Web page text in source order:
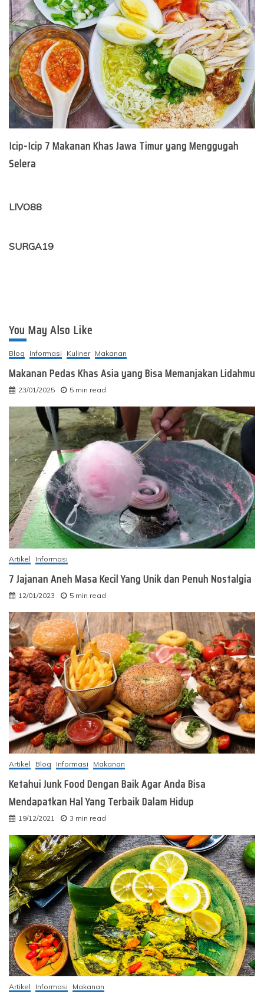
Icip-Icip 7 Makanan Khas Jawa Timur yang Menggugah
Selera
LIVO88
SURGA19
You May Also Like
Blog Informasi Kuliner Makanan
Makanan Pedas Khas Asia yang Bisa Memanjakan Lidahmu
23/01/2025 5 min read
Artikel Informasi
7 Jajanan Aneh Masa Kecil Yang Unik dan Penuh Nostalgia
12/01/2023 5 min read
Artikel Blog Informasi Makanan
Ketahui Junk Food Dengan Baik Agar Anda Bisa
Mendapatkan Hal Yang Terbaik Dalam Hidup
19/12/2021 3 min read
Artikel Informasi Makanan